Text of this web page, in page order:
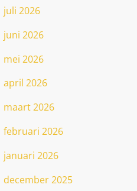
juli 2026
juni 2026
mei 2026
april 2026
maart 2026
februari 2026
januari 2026
december 2025